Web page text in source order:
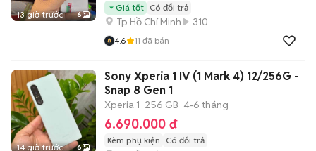
13 giờ trước 6
Giá tốt Có đổi trả
Tp Hồ Chí Minh 310
4.6 11 đã bán
14 giờ trước 6
Sony Xperia 1 IV (1 Mark 4) 12/256G -
Snap 8 Gen 1
Xperia 1 256 GB 4-6 tháng
6.690.000 đ
Kèm phụ kiện Có đổi trả